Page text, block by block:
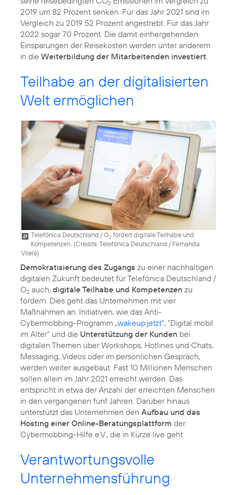
2
2019 um 82 Prozent senken. Für das Jahr 2021 sind im
Vergleich zu 2019 52 Prozent angestrebt. Für das Jahr
2022 sogar 70 Prozent. Die damit einhergehenden
Einsparungen der Reisekosten werden unter anderem
in die Weiterbildung der Mitarbeitenden investiert
Teilhabe an der digitalisierten
Welt ermöglichen
Telefónica Deutschland / O2 fördert digitale Teilhabe und
Kompetenzen. (Credits: Telefónica Deutschland / Fernanda
Vilela)
Demokratisierung des Zugangs zu einer nachhaltigen
digitalen Zukunft bedeutet für Telefónica Deutschland /
O2 auch, digitale Teilhabe und Kompetenzen zu
fördern. Dies geht das Unternehmen mit vier
Maßnahmen an. Initiativen, wie das Anti-
Cybermobbing-Programm „wakeup.jetzt“, "Digital mobil
im Alter" und die Unterstützung der Kunden bei
digitalen Themen über Workshops, Hotlines und Chats,
Messaging, Videos oder im persönlichen Gespräch,
werden weiter ausgebaut. Fast 10 Millionen Menschen
sollen allein im Jahr 2021 erreicht werden. Das
entspricht in etwa der Anzahl der erreichten Menschen
in den vergangenen fünf Jahren. Darüber hinaus
unterstützt das Unternehmen den Aufbau und das
Hosting einer Online-Beratungsplattform der
Cybermobbing-Hilfe e.V., die in Kürze live geht.
Verantwortungsvolle
Unternehmensführung